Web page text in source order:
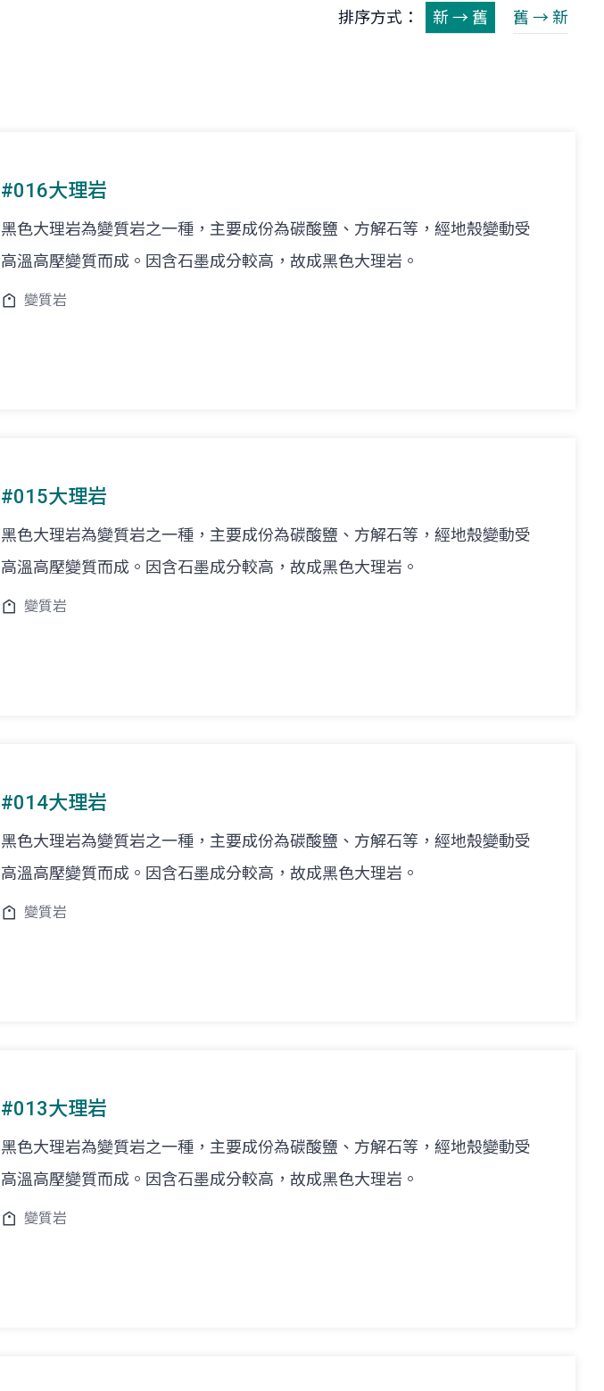
排序方式： 新 → 舊 舊 → 新
#016大理岩
黑色大理岩為變質岩之一種，主要成份為碳酸鹽、方解石等，經地殼變動受
高溫高壓變質而成。因含石墨成分較高，故成黑色大理岩。
變質岩
#015大理岩
黑色大理岩為變質岩之一種，主要成份為碳酸鹽、方解石等，經地殼變動受
高溫高壓變質而成。因含石墨成分較高，故成黑色大理岩。
變質岩
#014大理岩
黑色大理岩為變質岩之一種，主要成份為碳酸鹽、方解石等，經地殼變動受
高溫高壓變質而成。因含石墨成分較高，故成黑色大理岩。
變質岩
#013大理岩
黑色大理岩為變質岩之一種，主要成份為碳酸鹽、方解石等，經地殼變動受
高溫高壓變質而成。因含石墨成分較高，故成黑色大理岩。
變質岩